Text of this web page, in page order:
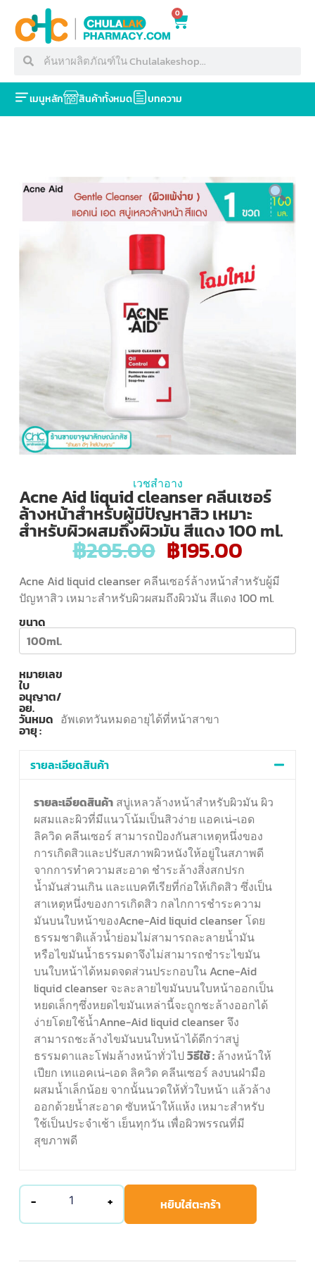
0
เมนูหลัก สินค้าทั้งหมด บทความ
เวชสำอาง
Acne Aid liquid cleanser คลีนเซอร์
ล้างหน้าสำหรับผู้มีปัญหาสิว เหมาะ
สำหรับผิวผสมถึงผิวมัน สีแดง 100 ml.
฿205.00 ฿195.00
Acne Aid liquid cleanser คลีนเซอร์ล้างหน้าสำหรับผู้มี
ปัญหาสิว เหมาะสำหรับผิวผสมถึงผิวมัน สีแดง 100 ml.
ขนาด
100ml.
หมายเลข
ใบ
อนุญาต/
อย.
วันหมด
อายุ :
อัพเดทวันหมดอายุได้ที่หน้าสาขา
รายละเอียดสินค้า
รายละเอียดสินค้าสบู่เหลวล้างหน้าสำหรับผิวมัน ผิว
ผสมและผิวที่มีแนวโน้มเป็นสิวง่าย แอคเน่-เอด
ลิควิด คลีนเซอร์ สามารถป้องกันสาเหตุหนึ่งของ
การเกิดสิวและปรับสภาพผิวหนังให้อยู่ในสภาพดี
จากการทำความสะอาด ชำระล้างสิ่งสกปรก
น้ำมันส่วนเกิน และแบคทีเรียที่ก่อให้เกิดสิว ซึ่งเป็น
สาเหตุหนึ่งของการเกิดสิว กลไกการชำระความ
มันบนใบหน้าของAcne-Aid liquid cleanser โดย
ธรรมชาติแล้วน้ำย่อมไม่สามารถละลายน้ำมัน
หรือไขมันน้ำธรรมดาจึงไม่สามารถชำระไขมัน
บนใบหน้าได้หมดจดส่วนประกอบใน Acne-Aid
liquid cleanser จะละลายไขมันบนใบหน้าออกเป็น
หยดเล็กๆซึ่งหยดไขมันเหล่านี้จะถูกชะล้างออกได้
ง่ายโดยใช้น้ำAnne-Aid liquid cleanser จึง
สามารถชะล้างไขมันบนใบหน้าได้ดีกว่าสบู่
ธรรมดาและโฟมล้างหน้าทั่วไปวิธีใช้ :ล้างหน้าให้
เปียก เทแอคเน่-เอด ลิควิด คลีนเซอร์ ลงบนฝ่ามือ
ผสมน้ำเล็กน้อย จากนั้นนวดให้ทั่วใบหน้า แล้วล้าง
ออกด้วยน้ำสะอาด ซับหน้าให้แห้ง เหมาะสำหรับ
ใช้เป็นประจำเช้า เย็นทุกวัน เพื่อผิวพรรณที่มี
สุขภาพดี
- + หยิบใส่ตะกร้า